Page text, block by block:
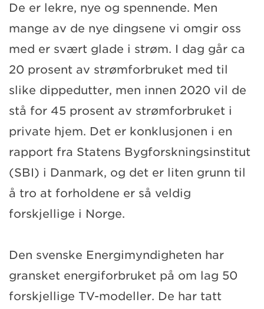
De er lekre, nye og spennende. Men
mange av de nye dingsene vi omgir oss
med er svært glade i strøm. I dag går ca
20 prosent av strømforbruket med til
slike dippedutter, men innen 2020 vil de
stå for 45 prosent av strømforbruket i
private hjem. Det er konklusjonen i en
rapport fra Statens Bygforskningsinstitut
(SBI) i Danmark, og det er liten grunn til
å tro at forholdene er så veldig
forskjellige i Norge.
Den svenske Energimyndigheten har
gransket energiforbruket på om lag 50
forskjellige TV-modeller. De har tatt